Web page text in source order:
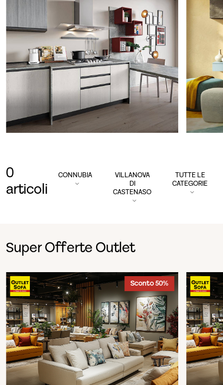
0
articoli
CONNUBIA
VILLANOVA
DI
CASTENASO
TUTTE LE
CATEGORIE
Super Offerte Outlet
Sconto 50%